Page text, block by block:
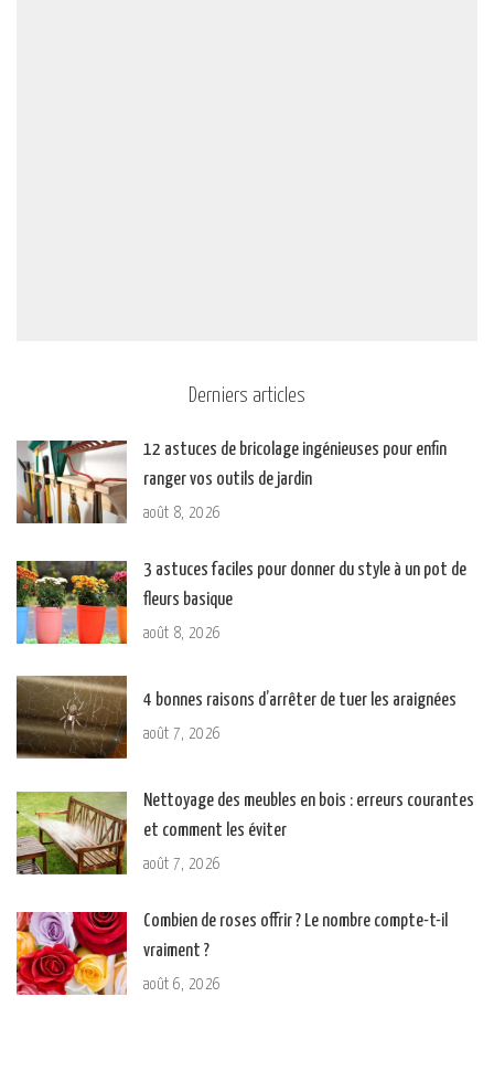
Derniers articles
12 astuces de bricolage ingénieuses pour enfin
ranger vos outils de jardin
août 8, 2026
3 astuces faciles pour donner du style à un pot de
fleurs basique
août 8, 2026
4 bonnes raisons d’arrêter de tuer les araignées
août 7, 2026
Nettoyage des meubles en bois : erreurs courantes
et comment les éviter
août 7, 2026
Combien de roses offrir ? Le nombre compte-t-il
vraiment ?
août 6, 2026